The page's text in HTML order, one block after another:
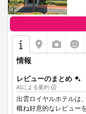
情報
レビューのまとめ
AIによる要約
出雲ロイヤルホテルは
概ね好意的なレビュー